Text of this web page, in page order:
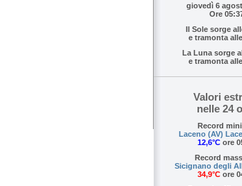
giovedì 6
Ore
Il Sole sorge
e tramonta alle
La Luna sorge
e tramonta alle
Valori
nelle 24
Record
Laceno (AV)
12,6°Core
Record
Sicignano degli
34,9°Core